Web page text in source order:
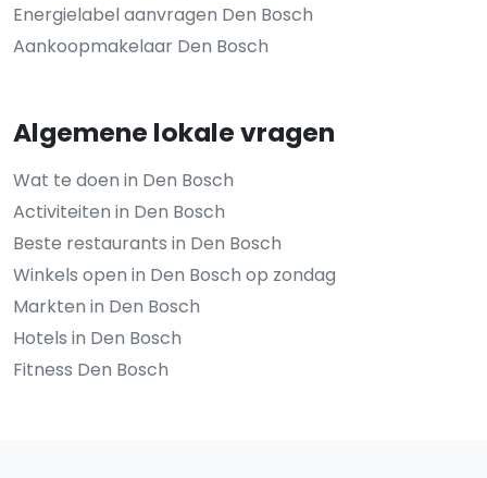
Energielabel aanvragen Den Bosch
Aankoopmakelaar Den Bosch
Algemene lokale vragen
Wat te doen in Den Bosch
Activiteiten in Den Bosch
Beste restaurants in Den Bosch
Winkels open in Den Bosch op zondag
Markten in Den Bosch
Hotels in Den Bosch
Fitness Den Bosch